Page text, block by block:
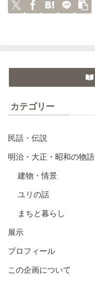
カテゴリー
民話・伝説
明治・大正・昭和の物語
建物・情景
ユリの話
まちと暮らし
展示
プロフィール
この企画について